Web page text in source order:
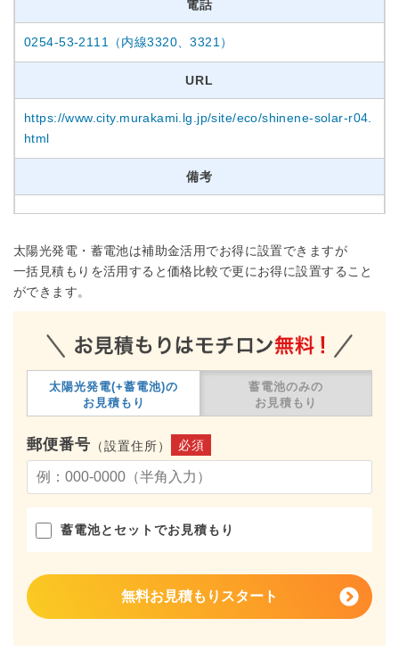
電話
0254-53-2111（内線3320、3321）
URL
https://www.city.murakami.lg.jp/site/eco/shinene-solar-r04.
html
備考
太陽光発電・蓄電池は補助金活用でお得に設置できますが
一括見積もりを活用すると価格比較で更にお得に設置すること
ができます。
太陽光発電(+蓄電池)の
お見積もり
蓄電池のみの
お見積もり
郵便番号 （設置住所） 必須
蓄電池とセットでお見積もり
無料お見積もりスタート